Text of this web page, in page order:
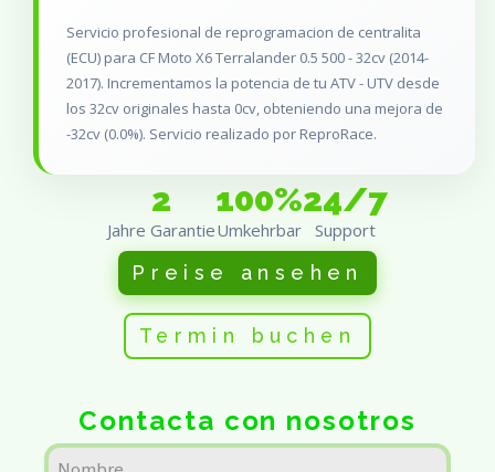
Servicio profesional de reprogramacion de centralita
(ECU) para CF Moto X6 Terralander 0.5 500 - 32cv (2014-
2017). Incrementamos la potencia de tu ATV - UTV desde
los 32cv originales hasta 0cv, obteniendo una mejora de
-32cv (0.0%). Servicio realizado por ReproRace.
2
Jahre Garantie
100%
Umkehrbar
24/7
Support
Preise ansehen
Termin buchen
Contacta con nosotros